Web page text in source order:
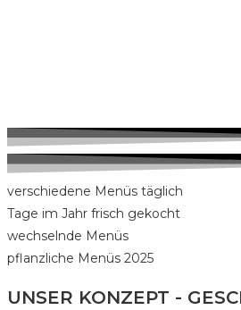
verschiedene Menüs täglich
Tage im Jahr frisch gekocht
wechselnde Menüs
pflanzliche Menüs 2025
UNSER KONZEPT -